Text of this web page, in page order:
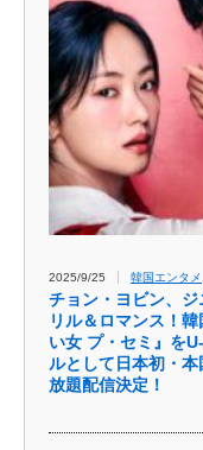
2025/9/25 韓国エンタメ
チョン・ヨビン、
リル＆ロマンス！
い女 プ・セミ』を
ルとして日本初・
放題配信決定！